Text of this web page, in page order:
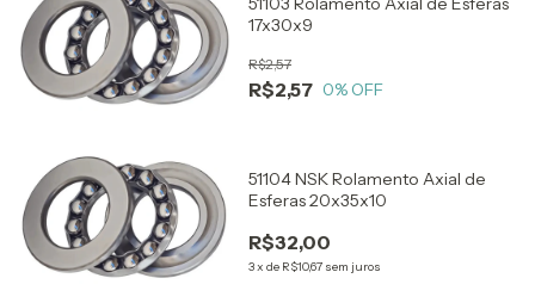
17x30x9
R$2,57
R$2,57
0% OFF
51104 NSK Rolamento Axial de
Esferas 20x35x10
R$32,00
3x de R$10,67 sem juros